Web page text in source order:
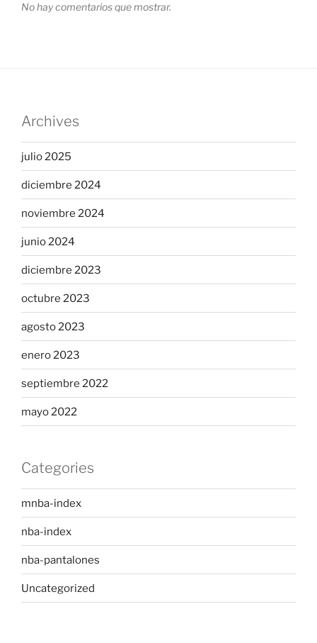
No hay comentarios que mostrar.
Archives
julio 2025
diciembre 2024
noviembre 2024
junio 2024
diciembre 2023
octubre 2023
agosto 2023
enero 2023
septiembre 2022
mayo 2022
Categories
mnba-index
nba-index
nba-pantalones
Uncategorized